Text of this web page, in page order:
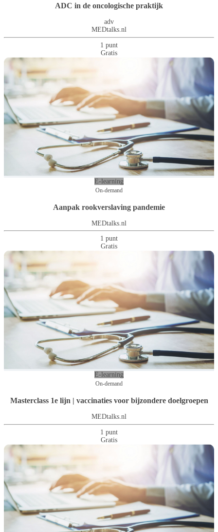
ADC in de oncologische praktijk
adv
MEDtalks.nl
1 punt
Gratis
E-learning
On-demand
Aanpak rookverslaving pandemie
MEDtalks.nl
1 punt
Gratis
E-learning
On-demand
Masterclass 1e lijn | vaccinaties voor bijzondere doelgroepen
MEDtalks.nl
1 punt
Gratis